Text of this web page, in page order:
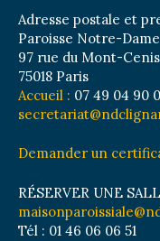
Adresse postale et
Paroisse Notre-
97 rue du Mont-Cenis
75018 Paris
Accueil : 07 49 04 90
Demander un
RÉSERVER UNE
Tél : 01 46 06 06 51